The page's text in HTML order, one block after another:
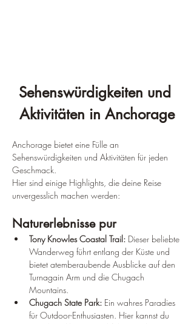
Sehenswürdigkeiten und
Aktivitäten in Anchorage
Anchorage bietet eine Fülle an
Sehenswürdigkeiten und Aktivitäten für jeden
Geschmack.
Hier sind einige Highlights, die deine Reise
unvergesslich machen werden:
Naturerlebnisse pur
Tony Knowles Coastal Trail: Dieser beliebte
Wanderweg führt entlang der Küste und
bietet atemberaubende Ausblicke auf den
Turnagain Arm und die Chugach
Mountains.
Chugach State Park: Ein wahres Paradies
für Outdoor-Enthusiasten. Hier kannst du